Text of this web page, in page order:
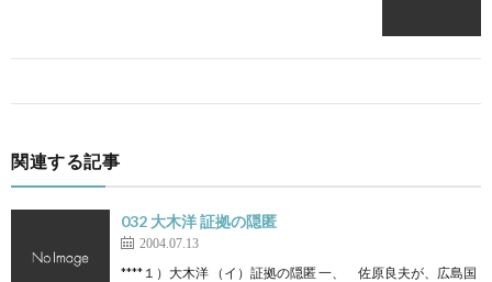
関連する記事
032 大木洋 証拠の隠匿
2004.07.13
****１）大木洋 （イ）証拠の隠匿 一、 佐原良夫が、広島国